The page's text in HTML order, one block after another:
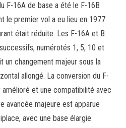
F-16A de base a été le F-16B
le premier vol a eu lieu en 1977
était réduite. Les F-16A et B
numérotés 1, 5, 10 et
un changement majeur sous la
allongé. La conversion du F-
et une compatibilité avec
avancée majeure est apparue
avec une base élargie